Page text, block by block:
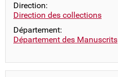
Direction:
Direction des collections
Département:
Département des Manuscrits